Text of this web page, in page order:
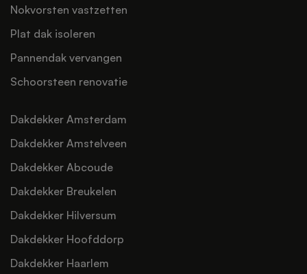
Nokvorsten vastzetten
Plat dak isoleren
Pannendak vervangen
Schoorsteen renovatie
Dakdekker Amsterdam
Dakdekker Amstelveen
Dakdekker Abcoude
Dakdekker Breukelen
Dakdekker Hilversum
Dakdekker Hoofddorp
Dakdekker Haarlem